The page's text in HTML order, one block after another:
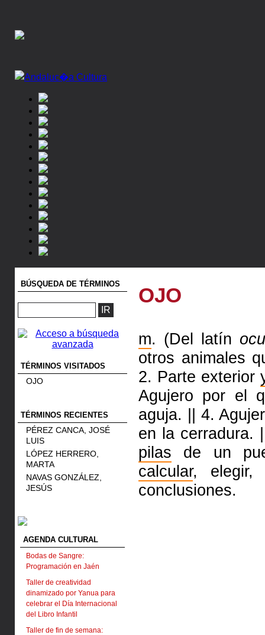
BÚSQUEDA DE TÉRMINOS
TÉRMINOS VISITADOS
OJO
TÉRMINOS RECIENTES
PÉREZ CANCA, JOSÉ
LUIS
LÓPEZ HERRERO,
MARTA
NAVAS GONZÁLEZ,
JESÚS
AGENDA CULTURAL
Bodas de Sangre:
Programación en Jaén
Taller de creatividad
dinamizado por Yanua para
celebrar el Día Internacional
del Libro Infantil
Taller de fin de semana:
OJO
m. (Del latín
otros animales
2. Parte exterior
Agujero por el
aguja. || 4.
en la cerradura.
pilas de un
calcular, elegir,
conclusiones.